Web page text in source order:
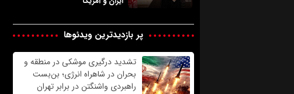
پر بازدیدترین ویدئوها
تشدید درگیری موشکی در منطقه و
بحران در شاهراه انرژی؛ بن‌بست
راهبردی واشنگتن در برابر تهران